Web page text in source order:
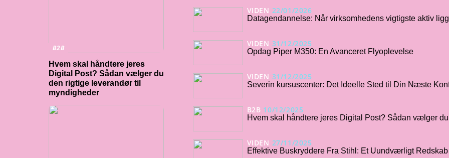
VIDEN 22/01/2026
Datagendannelse: Når virksomhedens vigtigste aktiv
VIDEN 31/12/2025
Opdag Piper M350: En Avanceret Flyoplevelse
VIDEN 31/12/2025
Severin kursuscenter: Det Ideelle Sted til Din Næste
B2B 10/12/2025
Hvem skal håndtere jeres Digital Post? Sådan vælger
VIDEN 27/11/2025
Effektive Buskryddere Fra Stihl: Et Uundværligt
B2B
Hvem skal håndtere jeres
Digital Post? Sådan vælger du
den rigtige leverandør til
myndigheder